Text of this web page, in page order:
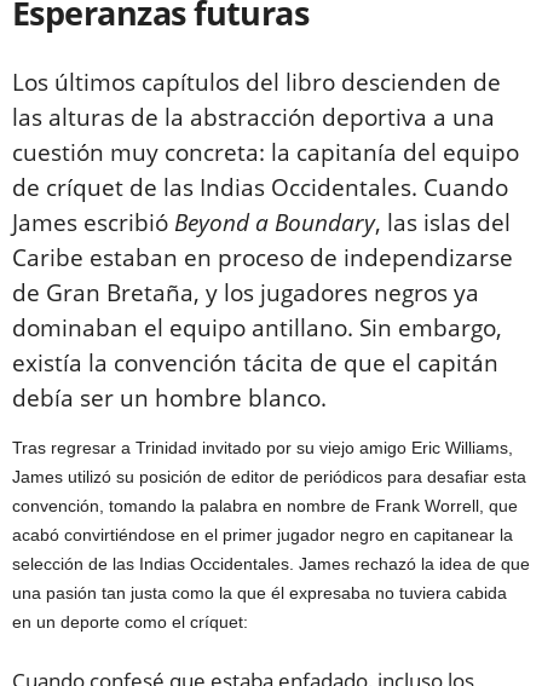
Esperanzas futuras
Los últimos capítulos del libro descienden de
las alturas de la abstracción deportiva a una
cuestión muy concreta: la capitanía del equipo
de críquet de las Indias Occidentales. Cuando
James escribió Beyond a Boundary, las islas del
Caribe estaban en proceso de independizarse
de Gran Bretaña, y los jugadores negros ya
dominaban el equipo antillano. Sin embargo,
existía la convención tácita de que el capitán
debía ser un hombre blanco.
Tras regresar a Trinidad invitado por su viejo amigo Eric Williams,
James utilizó su posición de editor de periódicos para desafiar esta
convención, tomando la palabra en nombre de Frank Worrell, que
acabó convirtiéndose en el primer jugador negro en capitanear la
selección de las Indias Occidentales. James rechazó la idea de que
una pasión tan justa como la que él expresaba no tuviera cabida
en un deporte como el críquet: